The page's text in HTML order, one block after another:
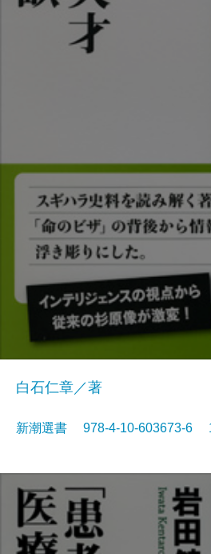
白石仁章／著
新潮選書 978-4-10-603673-6